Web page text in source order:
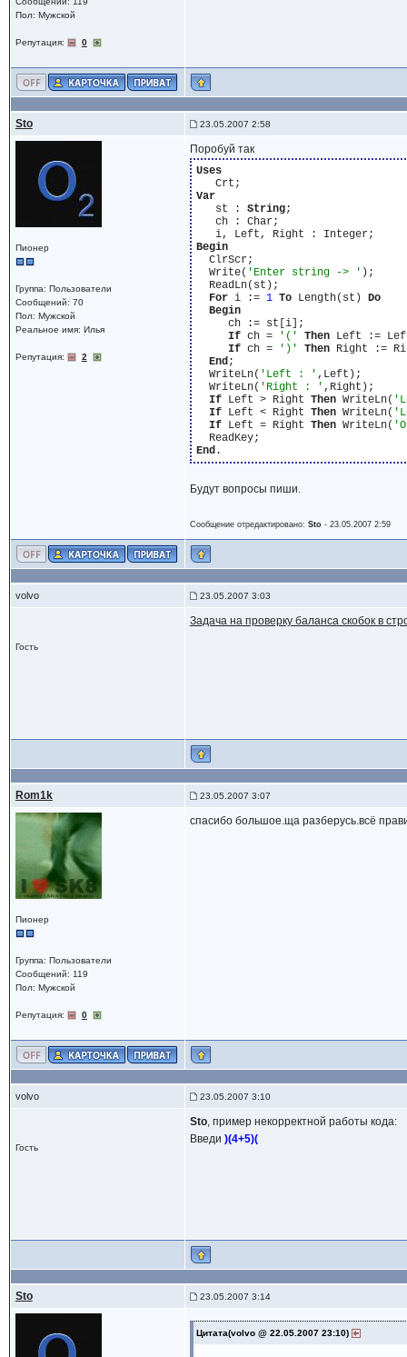
Пол: Мужской
Репутация: 0
Sto 23.05.2007 2:58
Пионер
Группа: Пользователи
Сообщений: 70
Пол: Мужской
Реальное имя: Илья
Репутация: 2
Поробуй так
Uses
Var
   st :
String;
   ch : Char;
Begin
  ClrScr;
  Write(
'Enter string -> ' );
  ReadLn(st);
For i := 1 To Length(st) Do
Begin
     ch := st[i];
If ch = '(' Then Left :=
If ch = ')' Then Right :=
End;
  WriteLn(
'Left : ' ,Left);
  WriteLn(
'Right : ' ,Right);
If Left > Right Then WriteLn(
If Left < Right Then WriteLn(
If Left = Right Then WriteLn(
End
Будут вопросы пиши.
Сообщение отредактировано: Sto - 23.05.2007 2:59
volvo 23.05.2007 3:03
Гость
Задача на проверку баланса скобок в
Rom1k 23.05.2007 3:07
Пионер
Группа: Пользователи
Сообщений: 119
Пол: Мужской
Репутация: 0
спасибо большое.ща разберусь.всё
volvo 23.05.2007 3:10
Гость
Sto, пример некорректной работы кода:
Введи )(4+5)(
Sto 23.05.2007 3:14
Цитата(volvo @ 22.05.2007 23:10)